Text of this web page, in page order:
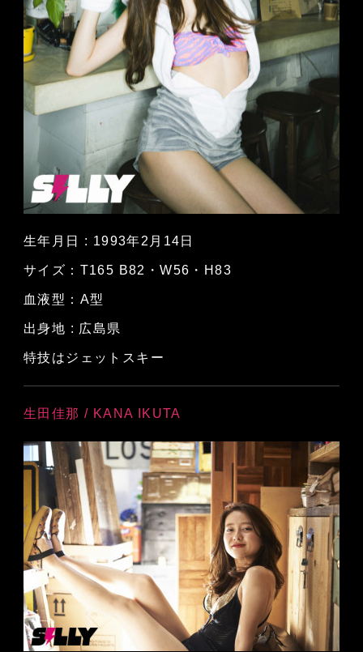
生年月日 : 1993年2月14日
サイズ：T165 B82・W56・H83
血液型：A型
出身地 : 広島県
特技はジェットスキー
生田佳那 / KANA IKUTA